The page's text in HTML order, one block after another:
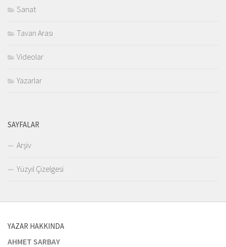
Sanat
Tavan Arası
Videolar
Yazarlar
SAYFALAR
Arşiv
Yüzyıl Çizelgesi
YAZAR HAKKINDA
AHMET SARBAY